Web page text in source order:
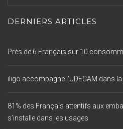
DERNIERS ARTICLES
Près de 6 Français sur 10
iligo accompagne l’UDECAM dans
81% des Français attentifs aux
s’installe dans les usages